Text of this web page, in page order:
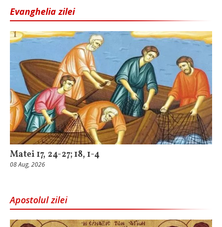
Evanghelia zilei
Matei 17, 24-27; 18, 1-4
08 Aug, 2026
Apostolul zilei